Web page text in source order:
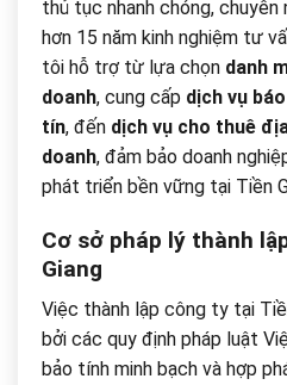
thủ tục nhanh chóng, chuyên
hơn 15 năm kinh nghiệm tư
tôi hỗ trợ từ lựa chọn danh
doanh, cung cấp dịch vụ
tín, đến dịch vụ cho thuê
doanh, đảm bảo doanh
phát triển bền vững tại Tiền
Cơ sở pháp lý thành
Giang
Việc thành lập công ty tại
bởi các quy định pháp luật
bảo tính minh bạch và hợp